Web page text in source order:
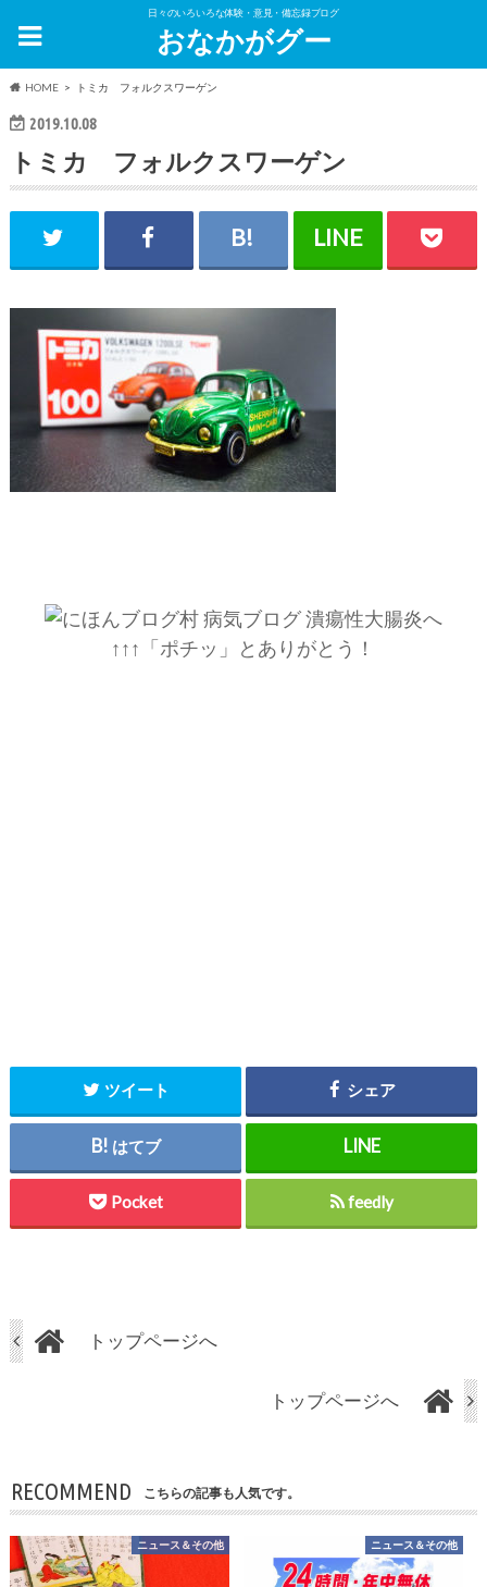
日々のいろいろな体験・意見・備忘録ブログ
おなかがグー
HOME トミカ フォルクスワーゲン
2019.10.08
トミカ フォルクスワーゲン
↑↑↑「ポチッ」とありがとう！
ツイート シェア
はてブ
Pocket feedly
トップページへ
トップページへ
RECOMMEND こちらの記事も人気です。
ニュース＆その他 ニュース＆その他